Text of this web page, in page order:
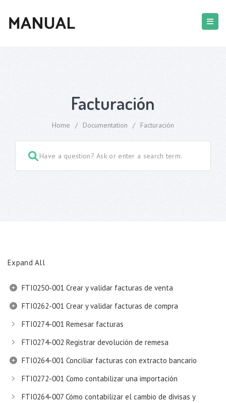
Facturación
Home / Documentation / Facturación
Expand All
FTI0250-001 Crear y validar facturas de venta
FTI0262-001 Crear y validar facturas de compra
FTI0274-001 Remesar facturas
FTI0274-002 Registrar devolución de remesa
FTI0264-001 Conciliar facturas con extracto bancario
FTI0272-001 Como contabilizar una importación
FTI0264-007 Cómo contabilizar el cambio de divisas y